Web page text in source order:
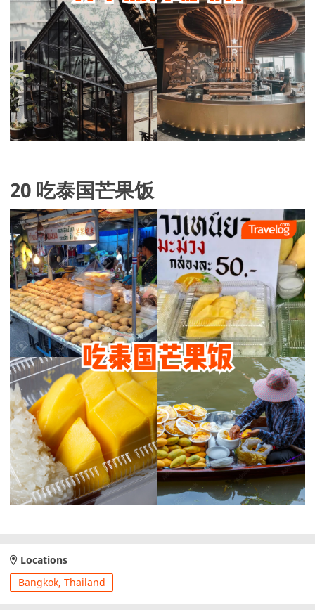
20 吃泰国芒果饭
Locations
Bangkok, Thailand